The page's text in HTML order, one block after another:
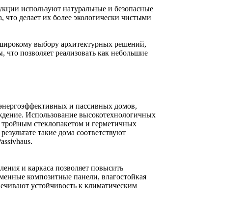
используют натуральные и безопасные
что делает их более экологически чистыми
выбору архитектурных решений,
позволяет реализовать как небольшие
и пассивных домов,
Использование высокотехнологичных
стеклопакетом и герметичных
такие дома соответствуют
и каркаса позволяет повысить
композитные панели, влагостойкая
устойчивость к климатическим